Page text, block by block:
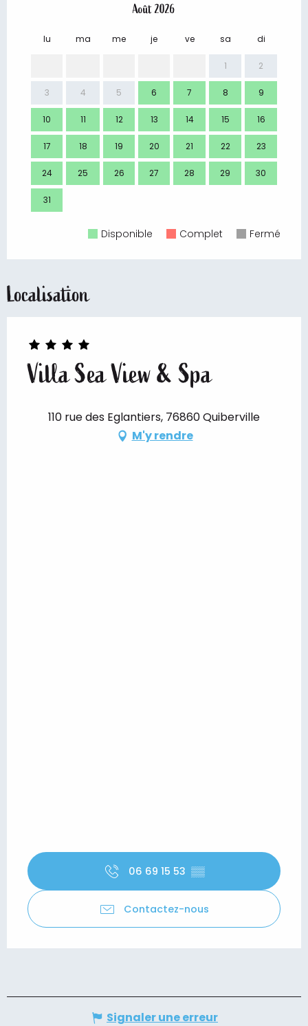
Août 2026
lu ma me je ve sa di
1 2
3 4 5 6 7 8 9
10 11 12 13 14 15 16
17 18 19 20 21 22 23
24 25 26 27 28 29 30
31
Disponible Complet Fermé
Localisation
Villa Sea View & Spa
110 rue des Eglantiers, 76860 Quiberville
M'y rendre
06 69 15 53 ▒▒
Contactez-nous
Signaler une erreur